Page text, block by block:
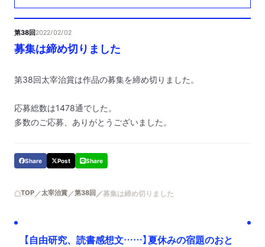
第38回2022/02/02
募集は締め切りました
第38回太宰治賞は作品の募集を締め切りました。
応募総数は1478通でした。
多数のご応募、ありがとうございました。
Share Post Share
TOP 太宰治賞 第38回 募集は締め切りました
【自由研究、読書感想文……】夏休みの宿題のおと